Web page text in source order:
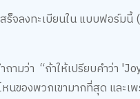
สร็จลงทะเบียนใน แบบฟอร์ม
ถามว่า “ถ้าให้เปรียบคำว่า
หนของพวกเขามากที่สุด และ